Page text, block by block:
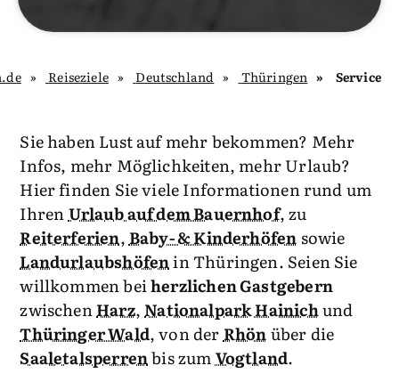
Service
Thüringen
Deutschland
Reiseziele
Sie haben Lust auf mehr bekommen? Mehr
Infos, mehr Möglichkeiten, mehr Urlaub?
Hier finden Sie viele Informationen rund um
IhrenUrlaub auf dem Bauernhof, zu
Reiterferien, Baby- & Kinderhöfen sowie
Landurlaubshöfenin Thüringen. Seien Sie
willkommen beiherzlichen Gastgebern
zwischenHarz, Nationalpark Hainichund
Thüringer Wald, von der Rhönüber die
Saaletalsperrenbis zumVogtland.